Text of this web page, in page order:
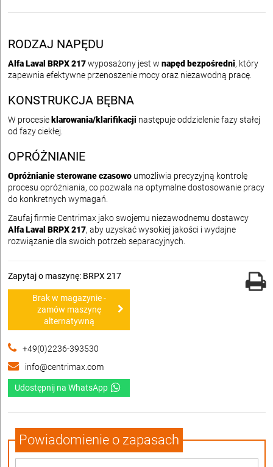
RODZAJ NAPĘDU
Alfa Laval BRPX 217wyposażony jest w napęd bezpośredni, który
zapewnia efektywne przenoszenie mocy oraz niezawodną pracę.
KONSTRUKCJA BĘBNA
W procesie klarowania/klarifikacji następuje oddzielenie fazy stałej
od fazy ciekłej.
OPRÓŻNIANIE
Opróżnianie sterowane czasowo umożliwia precyzyjną kontrolę
procesu opróżniania, co pozwala na optymalne dostosowanie pracy
do konkretnych wymagań.
Zaufaj firmie Centrimax jako swojemu niezawodnemu dostawcy
Alfa Laval BRPX 217, aby uzyskać wysokiej jakości i wydajne
rozwiązanie dla swoich potrzeb separacyjnych.
Zapytaj o maszynę: BRPX 217
Brak w magazynie -
zamów maszynę
alternatywną
+49(0)2236-393530
info@centrimax.com
Udostępnij na WhatsApp
Powiadomienie o zapasach